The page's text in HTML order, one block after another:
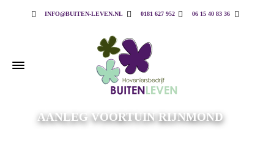
INFO@BUITEN-LEVEN.NL 0181 627 952 06 15 40 83 36
AANLEG VOORTUIN RIJNMOND